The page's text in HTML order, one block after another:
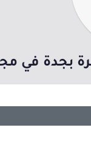
في